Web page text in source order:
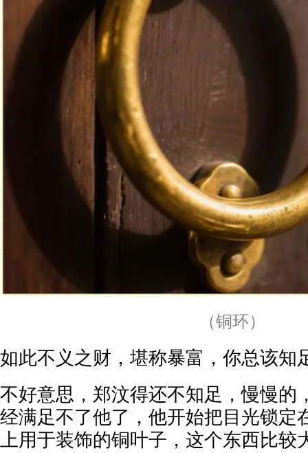
（铜环）
如此不义之财，堪称暴富，你总该知
不好意思，郑汶得还不知足，慢慢的
经满足不了他了，他开始把目光锁定
上用于装饰的铜叶子，这个东西比较